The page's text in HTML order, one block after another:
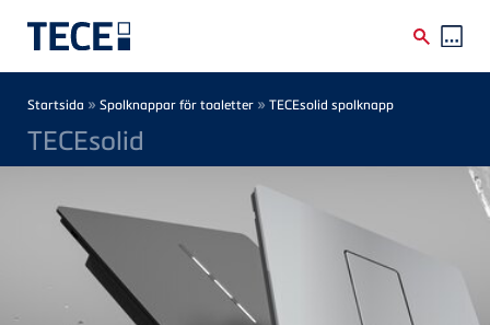
Breadcrumb
Startsida » Spolknappar för toaletter » TECEsolid spolknapp
TECEsolid